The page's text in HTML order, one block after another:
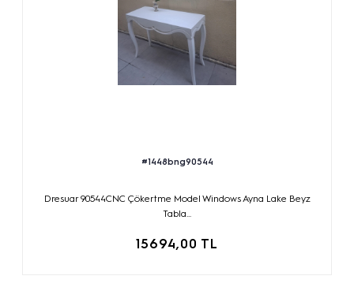
#1448bng90544
Dresuar 90544CNC Çökertme Model Windows Ayna Lake Beyz
Tabla...
15694,00 TL